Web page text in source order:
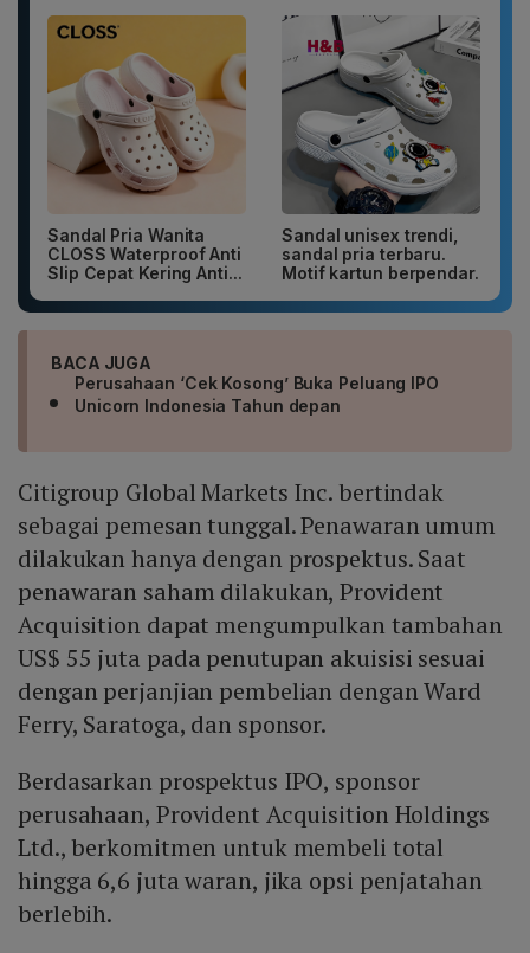
Sandal Pria Wanita
CLOSS Waterproof Anti
Slip Cepat Kering Anti...
Sandal unisex trendi,
sandal pria terbaru.
Motif kartun berpendar.
BACA JUGA
Perusahaan ‘Cek Kosong’ Buka Peluang IPO
Unicorn Indonesia Tahun depan
Citigroup Global Markets Inc. bertindak
sebagai pemesan tunggal. Penawaran umum
dilakukan hanya dengan prospektus. Saat
penawaran saham dilakukan, Provident
Acquisition dapat mengumpulkan tambahan
US$ 55 juta pada penutupan akuisisi sesuai
dengan perjanjian pembelian dengan Ward
Ferry, Saratoga, dan sponsor.
Berdasarkan prospektus IPO, sponsor
perusahaan, Provident Acquisition Holdings
Ltd., berkomitmen untuk membeli total
hingga 6,6 juta waran, jika opsi penjatahan
berlebih.